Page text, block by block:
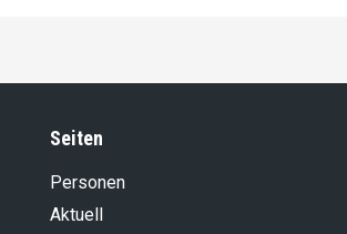
Seiten
Personen
Aktuell